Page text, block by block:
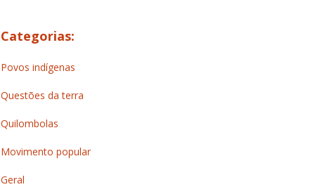
Categorias:
Povos indígenas
Questões da terra
Quilombolas
Movimento popular
Geral